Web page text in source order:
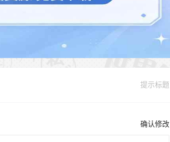
提示标题
确认修改